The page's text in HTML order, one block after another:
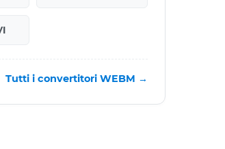
Tutti i convertitori WEBM →